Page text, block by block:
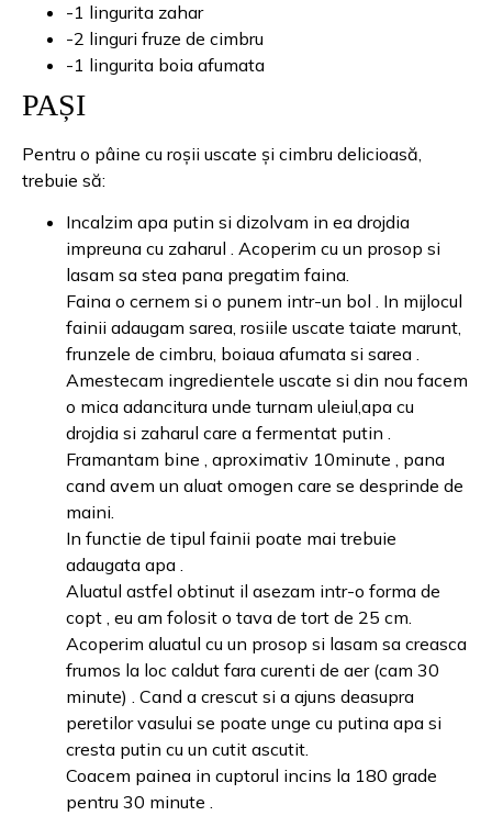
-1 lingurita zahar
-2 linguri fruze de cimbru
-1 lingurita boia afumata
PAȘI
Pentru o pâine cu roșii uscate și cimbru delicioasă,
trebuie să:
Incalzim apa putin si dizolvam in ea drojdia
impreuna cu zaharul . Acoperim cu un prosop si
lasam sa stea pana pregatim faina.
Faina o cernem si o punem intr-un bol . In mijlocul
fainii adaugam sarea, rosiile uscate taiate marunt,
frunzele de cimbru, boiaua afumata si sarea .
Amestecam ingredientele uscate si din nou facem
o mica adancitura unde turnam uleiul,apa cu
drojdia si zaharul care a fermentat putin .
Framantam bine , aproximativ 10minute , pana
cand avem un aluat omogen care se desprinde de
maini.
In functie de tipul fainii poate mai trebuie
adaugata apa .
Aluatul astfel obtinut il asezam intr-o forma de
copt , eu am folosit o tava de tort de 25 cm.
Acoperim aluatul cu un prosop si lasam sa creasca
frumos la loc caldut fara curenti de aer (cam 30
minute) . Cand a crescut si a ajuns deasupra
peretilor vasului se poate unge cu putina apa si
cresta putin cu un cutit ascutit.
Coacem painea in cuptorul incins la 180 grade
pentru 30 minute .